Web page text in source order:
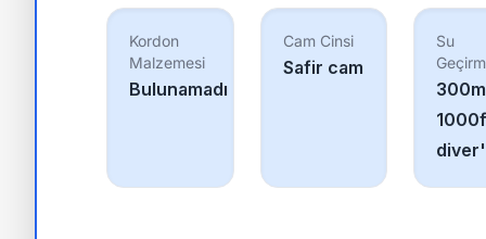
Kordon
Malzemesi
Bulunamadı
Cam Cinsi
Safir cam
Su